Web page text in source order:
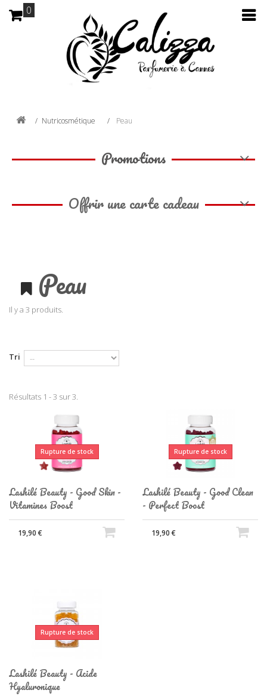
0
Nutricosmétique Peau
Promotions
Offrir une carte cadeau
Peau
Il y a 3 produits.
Tri
Résultats 1 - 3 sur 3.
Rupture de stock
Lashilé Beauty - Good Skin -
Vitamines Boost
19,90 €
Rupture de stock
Lashilé Beauty - Good Clean
- Perfect Boost
19,90 €
Rupture de stock
Lashilé Beauty - Acide
Hyaluronique